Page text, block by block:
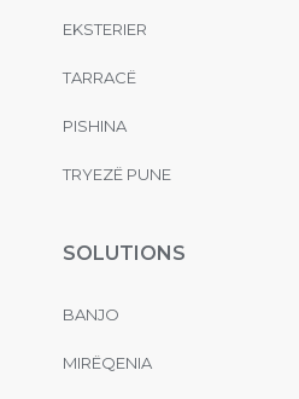
EKSTERIER
TARRACË
PISHINA
TRYEZË PUNE
SOLUTIONS
BANJO
MIRËQENIA